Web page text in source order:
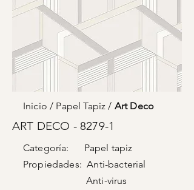
Inicio/ Papel Tapiz/ Art Deco
ART DECO - 8279-1
Categoría: Papel tapiz
Propiedades: Anti-bacterial
Anti-virus